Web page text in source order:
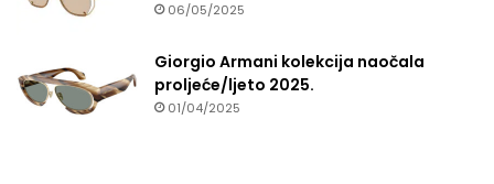
06/05/2025
Giorgio Armani kolekcija naočala
proljeće/ljeto 2025.
01/04/2025